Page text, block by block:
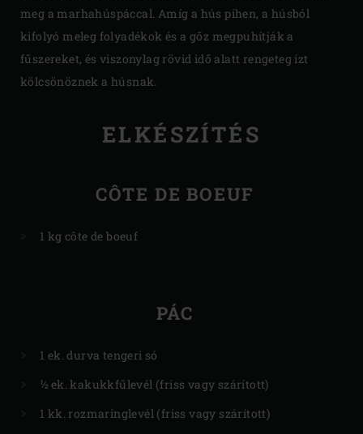
meg a marhahúspáccal. Amíg a hús pihen, a húsból
kifolyó meleg folyadékok és a gőz megpuhítják a
fűszereket, és viszonylag rövid idő alatt rengeteg ízt
kölcsönöznek a húsnak.
ELKÉSZÍTÉS
CÔTE DE BOEUF
1 kg côte de boeuf
PÁC
1 ek. durva tengeri só
½ ek. kakukkfűlevél (friss vagy szárított)
1 kk. rozmaringlevél (friss vagy szárított)